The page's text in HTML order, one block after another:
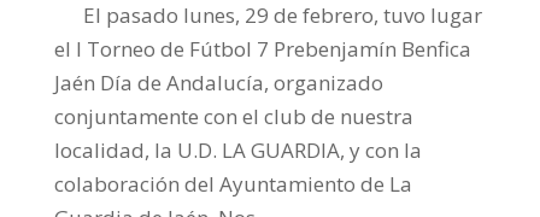
El pasado lunes, 29 de febrero, tuvo lugar
el I Torneo de Fútbol 7 Prebenjamín Benfica
Jaén Día de Andalucía, organizado
conjuntamente con el club de nuestra
localidad, la U.D. LA GUARDIA, y con la
colaboración del Ayuntamiento de La